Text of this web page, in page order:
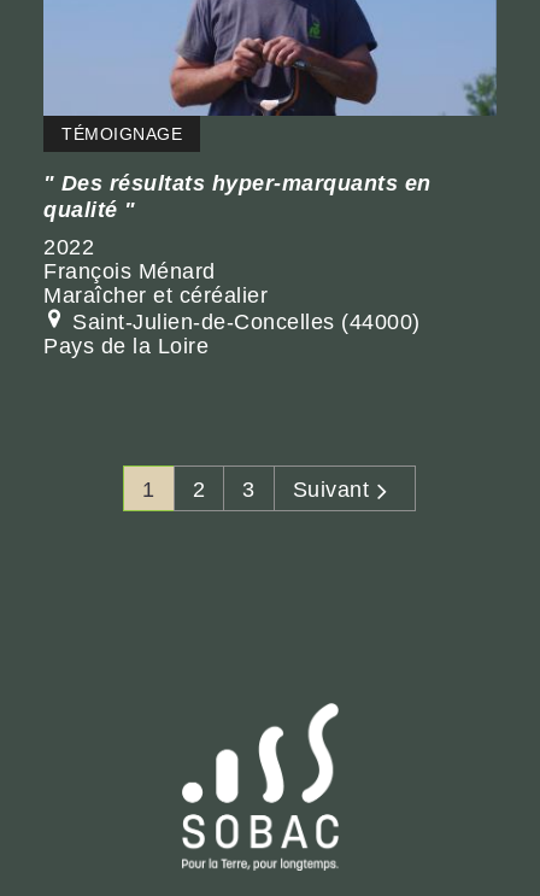
TÉMOIGNAGE
Des résultats hyper-marquants en
qualité
2022
François Ménard
Maraîcher et céréalier
Saint-Julien-de-Concelles (44000)
Pays de la Loire
1 2 3 Suivant